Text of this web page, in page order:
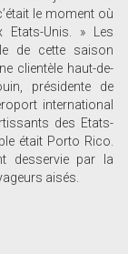
le moment où
Etats-Unis. » Les
de cette saison
clientèle haut-de-
présidente de
international
des Etats-
était Porto Rico.
desservie par la
aisés.